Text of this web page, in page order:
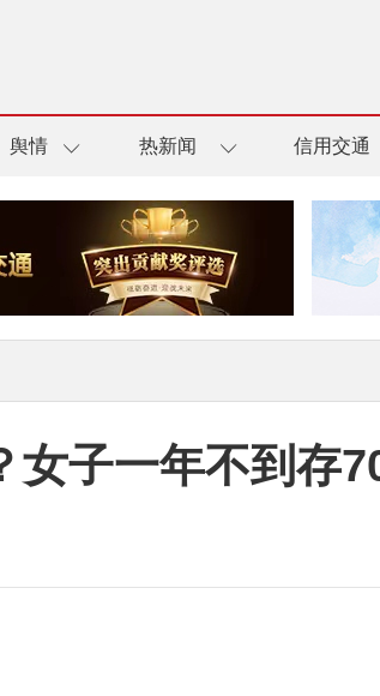
舆情 热新闻 信用交通
女子一年不到存